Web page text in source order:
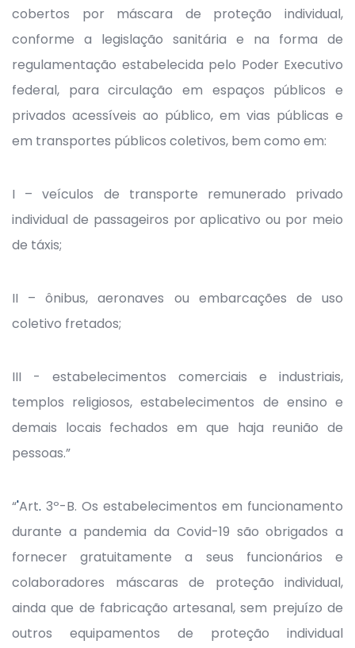
cobertos por máscara de proteção individual,
conforme a legislação sanitária e na forma de
regulamentação estabelecida pelo Poder Executivo
federal, para circulação em espaços públicos e
privados acessíveis ao público, em vias públicas e
em transportes públicos coletivos, bem como em:
I – veículos de transporte remunerado privado
individual de passageiros por aplicativo ou por meio
de táxis;
II – ônibus, aeronaves ou embarcações de uso
coletivo fretados;
III - estabelecimentos comerciais e industriais,
templos religiosos, estabelecimentos de ensino e
demais locais fechados em que haja reunião de
pessoas.”
“'Art. 3º-B. Os estabelecimentos em funcionamento
durante a pandemia da Covid-19 são obrigados a
fornecer gratuitamente a seus funcionários e
colaboradores máscaras de proteção individual,
ainda que de fabricação artesanal, sem prejuízo de
outros equipamentos de proteção individual